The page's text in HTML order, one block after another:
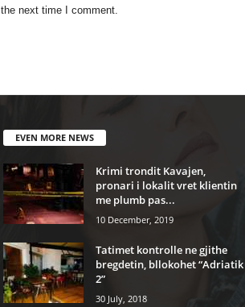
next time I comment.
EVEN MORE NEWS
Krimi trondit Kavajen,
pronari i lokalit vret klientin
me plumb pas...
10 December, 2019
Tatimet kontrolle ne gjithe
bregdetin, bllokohet “Adriatik
2”
30 July, 2018